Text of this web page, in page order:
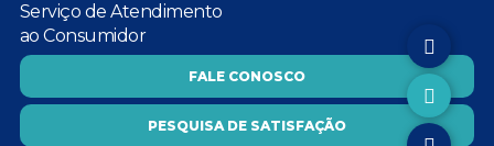
Serviço de Atendimento
ao Consumidor
FALE CONOSCO
PESQUISA DE SATISFAÇÃO